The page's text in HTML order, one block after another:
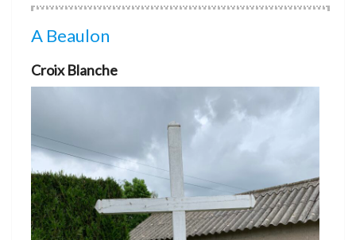
A Beaulon
Croix Blanche